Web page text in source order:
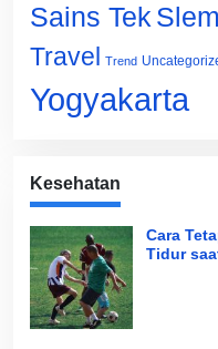
Sains Tek
Travel Trend
Yogyakarta
Kesehatan
Cara
Tidur